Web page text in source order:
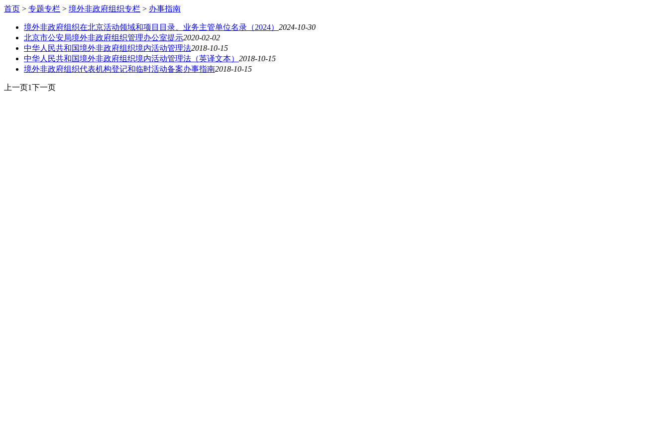
首页 > 专题专栏 > 境外非政府组织专栏 > 办事指南
境外非政府组织在北京活动领域和项目目录、业务主管单位名录（2024） 2024-10-30
北京市公安局境外非政府组织管理办公室提示2020-02-02
中华人民共和国境外非政府组织境内活动管理法2018-10-15
中华人民共和国境外非政府组织境内活动管理法（英译文本） 2018-10-15
境外非政府组织代表机构登记和临时活动备案办事指南2018-10-15
上一页1下一页